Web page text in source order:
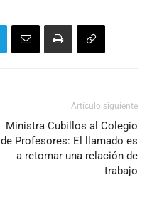
Artículo siguiente
Ministra Cubillos al Colegio
de Profesores: El llamado es
a retomar una relación de
trabajo